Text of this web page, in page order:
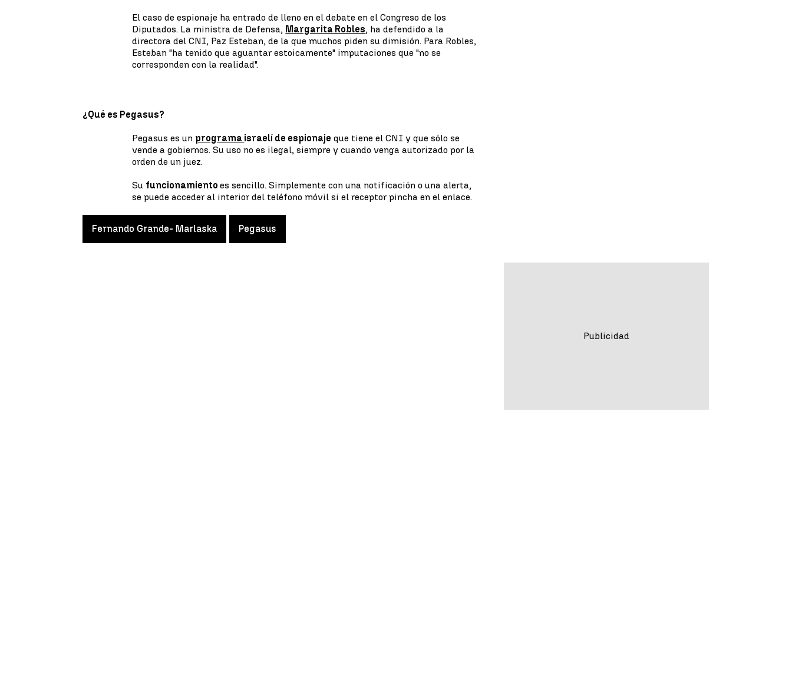
El caso de espionaje ha entrado de lleno en el debate en el Congreso de los
Diputados. La ministra de Defensa, Margarita Robles, ha defendido a la
directora del CNI, Paz Esteban, de la que muchos piden su dimisión. Para Robles,
Esteban "ha tenido que aguantar estoicamente" imputaciones que "no se
corresponden con la realidad".
¿Qué es Pegasus?
Pegasus es un programa israelí de espionaje que tiene el CNI y que sólo se
vende a gobiernos. Su uso no es ilegal, siempre y cuando venga autorizado por la
orden de un juez.
Su funcionamientoes sencillo. Simplemente con una notificación o una alerta,
se puede acceder al interior del teléfono móvil si el receptor pincha en el enlace.
Fernando Grande- Marlaska Pegasus